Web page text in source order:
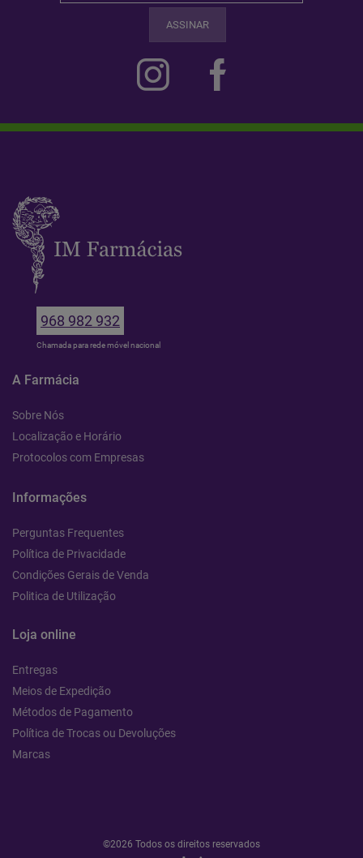
ASSINAR
968 982 932
Chamada para rede móvel nacional
A Farmácia
Sobre Nós
Localização e Horário
Protocolos com Empresas
Informações
Perguntas Frequentes
Política de Privacidade
Condições Gerais de Venda
Politica de Utilização
Loja online
Entregas
Meios de Expedição
Métodos de Pagamento
Política de Trocas ou Devoluções
Marcas
©2026 Todos os direitos reservados